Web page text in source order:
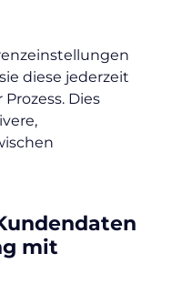
diese jederzeit
Dies
mit